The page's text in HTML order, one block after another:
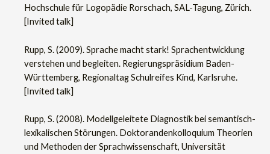
Hochschule für Logopädie Rorschach, SAL-Tagung, Zürich.
[Invited talk]
Rupp, S. (2009). Sprache macht stark! Sprachentwicklung
verstehen und begleiten. Regierungspräsidium Baden-
Württemberg, Regionaltag Schulreifes Kind, Karlsruhe.
[Invited talk]
Rupp, S. (2008). Modellgeleitete Diagnostik bei semantisch-
lexikalischen Störungen. Doktorandenkolloquium Theorien
und Methoden der Sprachwissenschaft, Universität